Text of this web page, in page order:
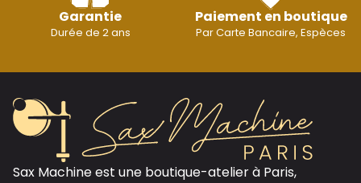
Garantie
Durée de 2 ans
Paiement en boutique
Par Carte Bancaire, Espèces
Sax Machine est une boutique-atelier à Paris,